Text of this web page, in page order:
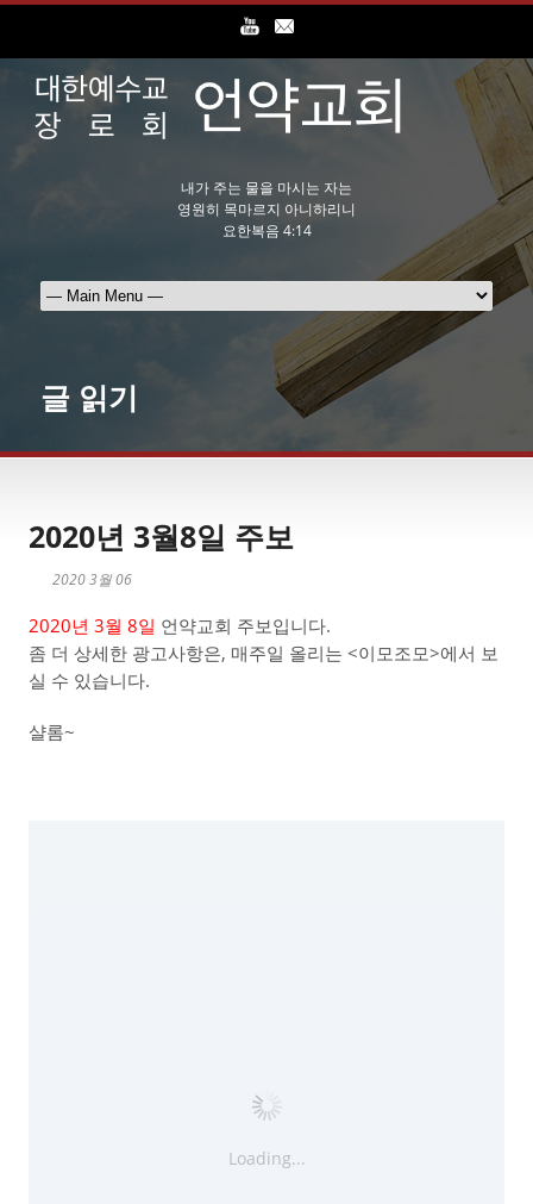
내가 주는 물을 마시는 자는
영원히 목마르지 아니하리니
요한복음 4:14
글 읽기
2020년 3월8일 주보
2020 3월 06
2020년 3월 8일 언약교회 주보입니다.
좀 더 상세한 광고사항은, 매주일 올리는 <이모조모>에서 보
실 수 있습니다.
샬롬~
Loading...